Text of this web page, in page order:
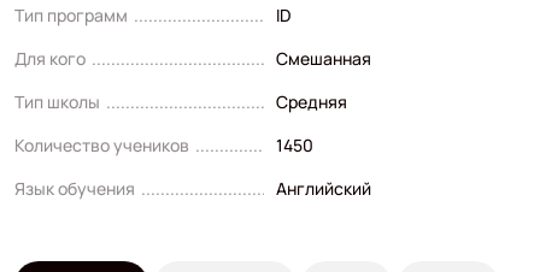
Тип программ
ID
Для кого
Смешанная
Тип школы
Средняя
Количество учеников
1450
Язык обучения
Английский